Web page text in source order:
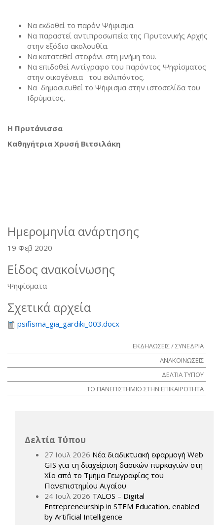
Να εκδοθεί το παρόν Ψήφισμα.
Να παραστεί αντιπροσωπεία της Πρυτανικής Αρχής
στην εξόδιο ακολουθία.
Να κατατεθεί στεφάνι στη μνήμη του.
Να επιδοθεί Αντίγραφο του παρόντος Ψηφίσματος
στην οικογένεια του εκλιπόντος.
Να δημοσιευθεί το Ψήφισμα στην ιστοσελίδα του
Ιδρύματος.
Η Πρυτάνισσα
Καθηγήτρια Χρυσή Βιτσιλάκη
Ημερομηνία ανάρτησης
19 Φεβ 2020
Είδος ανακοίνωσης
Ψηφίσματα
Σχετικά αρχεία
psifisma_gia_gardiki_003.docx
ΕΚΔΗΛΩΣΕΙΣ / ΣΥΝΕΔΡΙΑ
ΑΝΑΚΟΙΝΩΣΕΙΣ
ΔΕΛΤΙΑ ΤΥΠΟΥ
ΤΟ ΠΑΝΕΠΙΣΤΗΜΙΟ ΣΤΗΝ ΕΠΙΚΑΙΡΟΤΗΤΑ
Δελτία Τύπου
27 Ιουλ 2026 Νέα διαδικτυακή εφαρμογή Web
GIS για τη διαχείριση δασικών πυρκαγιών στη
Χίο από το Τμήμα Γεωγραφίας του
Πανεπιστημίου Αιγαίου
24 Ιουλ 2026 TALOS – Digital
Entrepreneurship in STEM Education, enabled
by Artificial Intelligence